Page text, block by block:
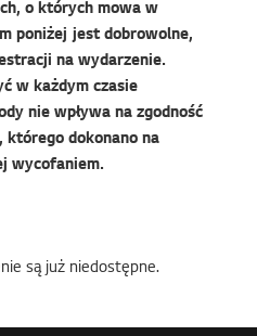
o których mowa w
poniżej jest dobrowolne,
na wydarzenie.
w każdym czasie
nie wpływa na zgodność
dokonano na
wycofaniem.
są już niedostępne.